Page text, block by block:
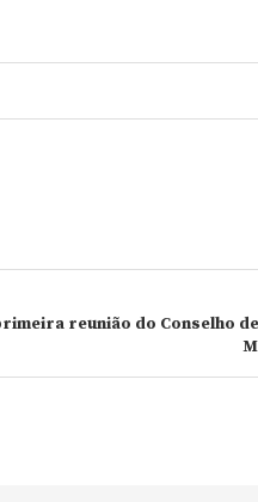
reunião do Conselho